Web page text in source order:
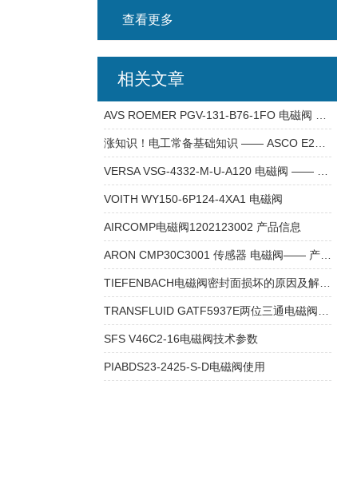
查看更多
相关文章
VOITH WY150-6P124-4XA1 电磁阀
AIRCOMP电磁阀1202123002 产品信息
ARON CMP30C3001 传感器 电磁阀—— 产品介绍
TIEFENBACH电磁阀密封面损坏的原因及解决方法
SFS V46C2-16电磁阀技术参数
PIABDS23-2425-S-D电磁阀使用